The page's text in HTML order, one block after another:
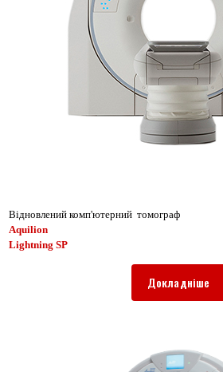
Відновлений комп'ютерний томограф
Aquilion
Lightning SP
Докладніше